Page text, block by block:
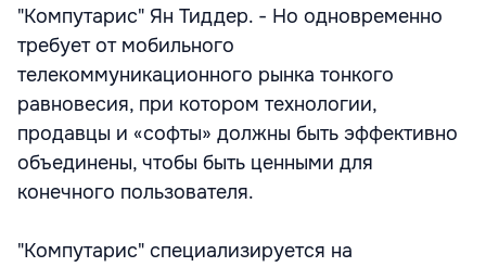
"Компутарис" Ян Тиддер. - Но одновременно
требует от мобильного
телекоммуникационного рынка тонкого
равновесия, при котором технологии,
продавцы и «софты» должны быть эффективно
объединены, чтобы быть ценными для
конечного пользователя.
"Компутарис" специализируется на